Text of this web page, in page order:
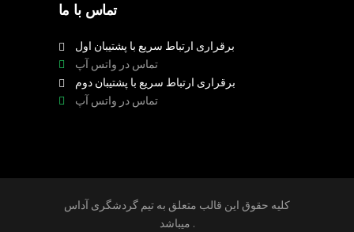
تماس با ما
برقراری ارتباط سریع با پشتیبان اول
تماس در واتس آپ
برقراری ارتباط سریع با پشتیبان دوم
تماس در واتس آپ
کلیه حقوق این قالب متعلق به تیم گردشگری آداس
میباشد .